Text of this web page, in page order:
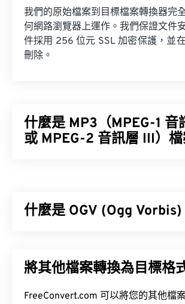
我們的原始檔案到目標檔案轉換器完
何網路瀏覽器上運作。我們保證文件
件採用 256 位元 SSL 加密保護，並
刪除。
什麼是 MP3（MPEG-1 音
或 MPEG-2 音訊層 III）檔
費者最常用的音訊檔案格式。由於其
如何開啟 MP3 檔案？
什麼是 OGV (Ogg Vorbis)
碼器家族的一部分，由非營利組織
分複用 (TDM)音訊、視訊、文字（字
將其他檔案轉換為目標格
FreeConvert.com 可以將您的其他檔案轉